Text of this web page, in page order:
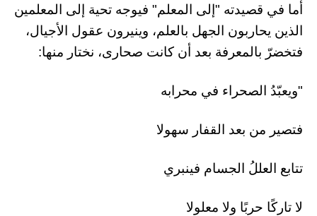
أما في قصيدته "إلى المعلم" فيوجه تحية إلى المعلمين
الذين يحاربون الجهل بالعلم، وينيرون عقول الأجيال،
فتخضرّ بالمعرفة بعد أن كانت صحارى، نختار منها:
"ويعبّدُ الصحراء في محرابه
فتصير من بعد القفار سهولا
تتابع العللُ الجسام فينبري
لا تاركًا حربًا ولا معلولا